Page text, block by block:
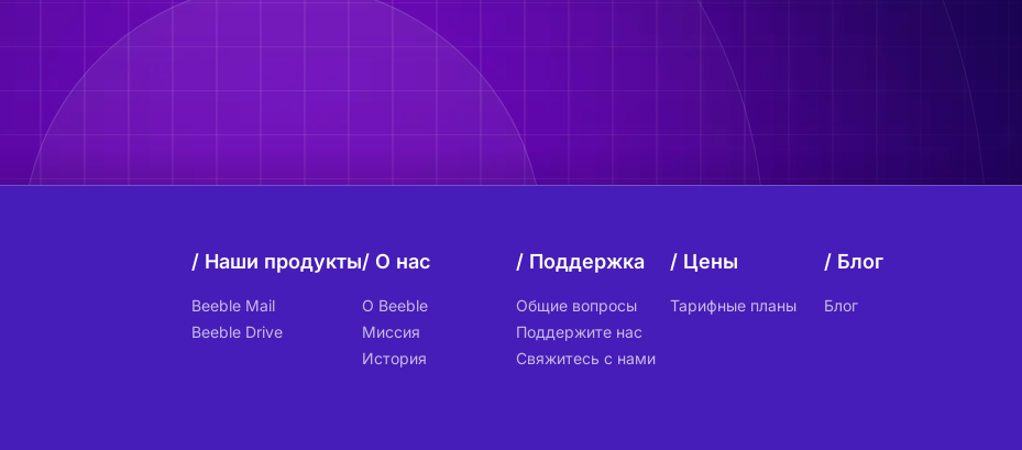
Наши продукты
Beeble Mail
Beeble Drive
О нас
О Beeble
Миссия
История
Поддержка
Общие вопросы
Поддержите нас
Свяжитесь с нами
Цены
Тарифные планы
Блог
Блог